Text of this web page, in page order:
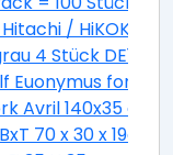
/ HiKOKI
4 Stück DE142
Euonymus
Avril 140x35 cm
70 x 30 x 19cm